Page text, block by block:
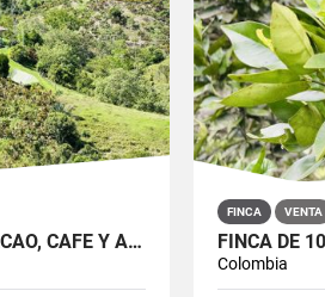
FINCA PRODUCTIVA CON CACAO, CAFÉ Y AGUA PROPIA EN SAN ROQUE
FINCA VENTA
Colombia